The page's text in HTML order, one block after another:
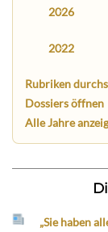
2026
2022
Rubriken
Dossiers öffnen
Alle Jahre
„Sie haben